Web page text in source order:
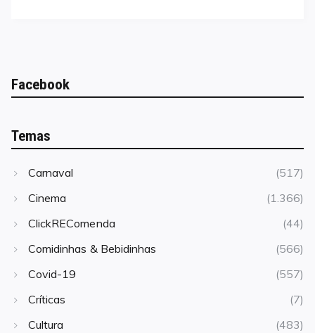
Facebook
Temas
Carnaval
(517)
Cinema
(1.366)
ClickREComenda
(44)
Comidinhas & Bebidinhas
(566)
Covid-19
(557)
Críticas
(7)
Cultura
(483)